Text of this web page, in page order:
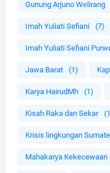
Gunung Arjuno Welirang
Imah Yuliati Sefiani (7)
Imah Yuliati Sefiani
Jawa Barat (1)
Karya HairudMh (1)
Kisah Raka dan Sekar
Krisis lingkungan
Mahakarya Kekecewaan